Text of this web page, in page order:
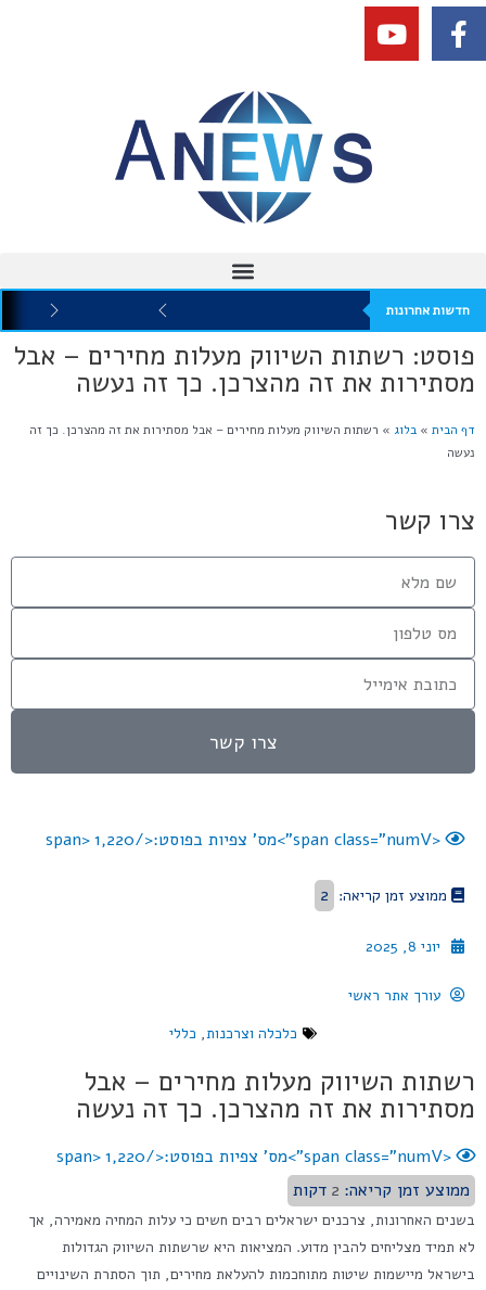
חדשות אחרונות
פוסט: רשתות השיווק מעלות מחירים – אבל
מסתירות את זה מהצרכן. כך זה נעשה
דף הבית » בלוג » רשתות השיווק מעלות מחירים – אבל מסתירות את זה מהצרכן. כך זה
נעשה
<span class="numV">מס' צפיות בפוסט:</span> 1,220
ממוצע זמן קריאה: 2
יוני 8, 2025
עורך אתר ראשי
כלכלה וצרכנות, כללי
רשתות השיווק מעלות מחירים – אבל
מסתירות את זה מהצרכן. כך זה נעשה
<span class="numV">מס' צפיות בפוסט:</span>
1,220
ממוצע זמן קריאה: 2 דקות
בשנים האחרונות, צרכנים ישראלים רבים חשים כי עלות המחיה מאמירה, אך
לא תמיד מצליחים להבין מדוע. המציאות היא שרשתות השיווק הגדולות
בישראל מיישמות שיטות מתוחכמות להעלאת מחירים, תוך הסתרת השינויים
צרו קשר
צרו קשר